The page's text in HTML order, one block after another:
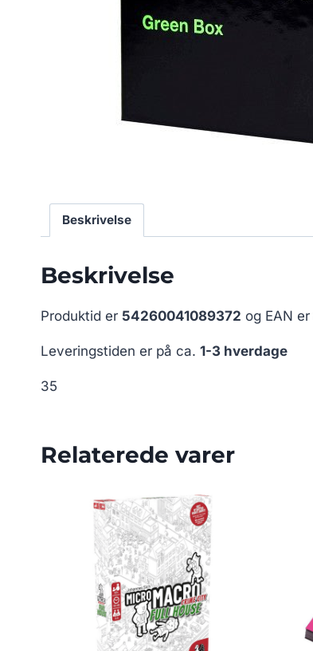
Beskrivelse
Beskrivelse
Produktid er 54260041089372 og EAN er
Leveringstiden er på ca. 1-3 hverdage
35
Relaterede varer